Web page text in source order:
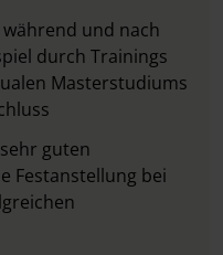
während und nach
durch Trainings
Masterstudiums
guten
Festanstellung bei